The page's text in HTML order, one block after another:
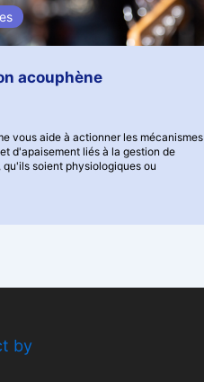
acouphène
vous aide à actionner les mécanismes
d'apaisement liés à la gestion de
qu'ils soient physiologiques ou
by